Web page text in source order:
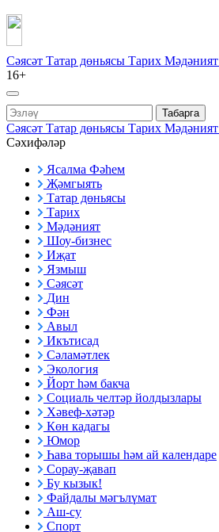
Сәясәт Татар дөньясы Тарих Мәдәният
16+
Табарга
Сәясәт Татар дөньясы Тарих Мәдәният
Сәхифәләр
Ясалма Фәһем
Җәмгыять
Татар дөньясы
Тарих
Мәдәният
Шоу-бизнес
Иҗат
Язмыш
Сәясәт
Дин
Фән
Авыл
Икътисад
Сәламәтлек
Экология
Йорт һәм бакча
Социаль челтәр йолдызлары
Хәвеф-хәтәр
Көн кадагы
Юмор
Һава торышы һәм ай календаре
Сорау-җавап
Бу кызык!
Файдалы мәгълүмат
Аш-су
Спорт